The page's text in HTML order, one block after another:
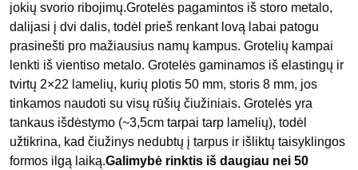
jokių svorio ribojimų.Grotelės pagamintos iš storo metalo,
dalijasi į dvi dalis, todėl prieš renkant lovą labai patogu
prasinešti pro mažiausius namų kampus. Grotelių kampai
lenkti iš vientiso metalo. Grotelės gaminamos iš elastingų ir
tvirtų 2×22 lamelių, kurių plotis 50 mm, storis 8 mm, jos
tinkamos naudoti su visų rūšių čiužiniais. Grotelės yra
tankaus išdėstymo (~3,5cm tarpai tarp lamelių), todėl
užtikrina, kad čiužinys nedubtų į tarpus ir išliktų taisyklingos
formos ilgą laiką.Galimybė rinktis iš daugiau nei 50